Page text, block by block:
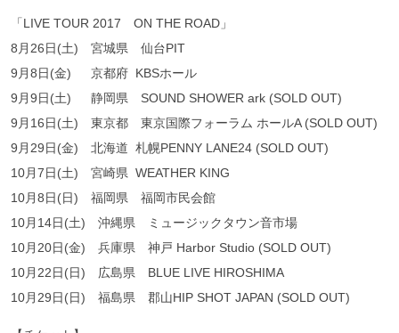
「LIVE TOUR 2017 ON THE ROAD」
8月26日(土) 宮城県 仙台PIT
9月8日(金) 京都府 KBSホール
9月9日(土) 静岡県 SOUND SHOWER ark (SOLD OUT)
9月16日(土) 東京都 東京国際フォーラム ホールA (SOLD OUT)
9月29日(金) 北海道 札幌PENNY LANE24 (SOLD OUT)
10月7日(土) 宮崎県 WEATHER KING
10月8日(日) 福岡県 福岡市民会館
10月14日(土) 沖縄県 ミュージックタウン音市場
10月20日(金) 兵庫県 神戸 Harbor Studio (SOLD OUT)
10月22日(日) 広島県 BLUE LIVE HIROSHIMA
10月29日(日) 福島県 郡山HIP SHOT JAPAN (SOLD OUT)